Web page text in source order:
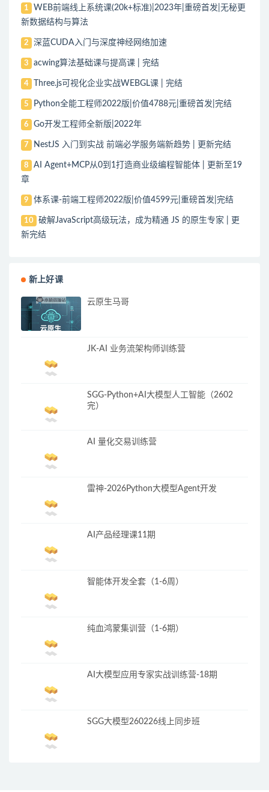
1
WEB前端线上系统课(20k+标准)|2023年|重磅首发|无秘更
新数据结构与算法
2 深蓝CUDA入门与深度神经网络加速
3 acwing算法基础课与提高课 | 完结
4 Three.js可视化企业实战WEBGL课 | 完结
5 Python全能工程师2022版|价值4788元|重磅首发|完结
6 Go开发工程师全新版|2022年
7 NestJS 入门到实战 前端必学服务端新趋势 | 更新完结
8
AI Agent+MCP从0到1打造商业级编程智能体 | 更新至19
章
9 体系课-前端工程师2022版|价值4599元|重磅首发|完结
10
破解JavaScript高级玩法，成为精通 JS 的原生专家 | 更
新完结
新上好课
云原生马哥
JK-AI 业务流架构师训练营
SGG-Python+AI大模型人工智能（2602
完）
AI 量化交易训练营
雷神-2026Python大模型Agent开发
AI产品经理课11期
智能体开发全套（1-6周）
纯血鸿蒙集训营（1-6期）
AI大模型应用专家实战训练营-18期
SGG大模型260226线上同步班